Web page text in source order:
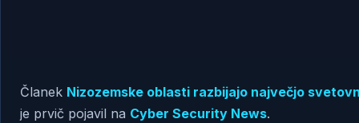
Članek Nizozemske oblasti razbijajo največjo
je prvič pojavil na Cyber Security News.